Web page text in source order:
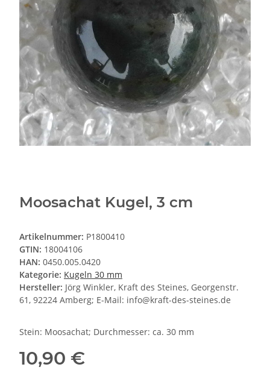
Moosachat Kugel, 3 cm
Artikelnummer: P1800410
GTIN: 18004106
HAN: 0450.005.0420
Kategorie: Kugeln 30 mm
Hersteller: Jörg Winkler, Kraft des Steines, Georgenstr.
61, 92224 Amberg; E-Mail: info@kraft-des-steines.de
Stein: Moosachat; Durchmesser: ca. 30 mm
10,90 €